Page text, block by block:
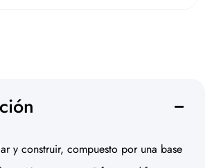
y construir, compuesto por una base